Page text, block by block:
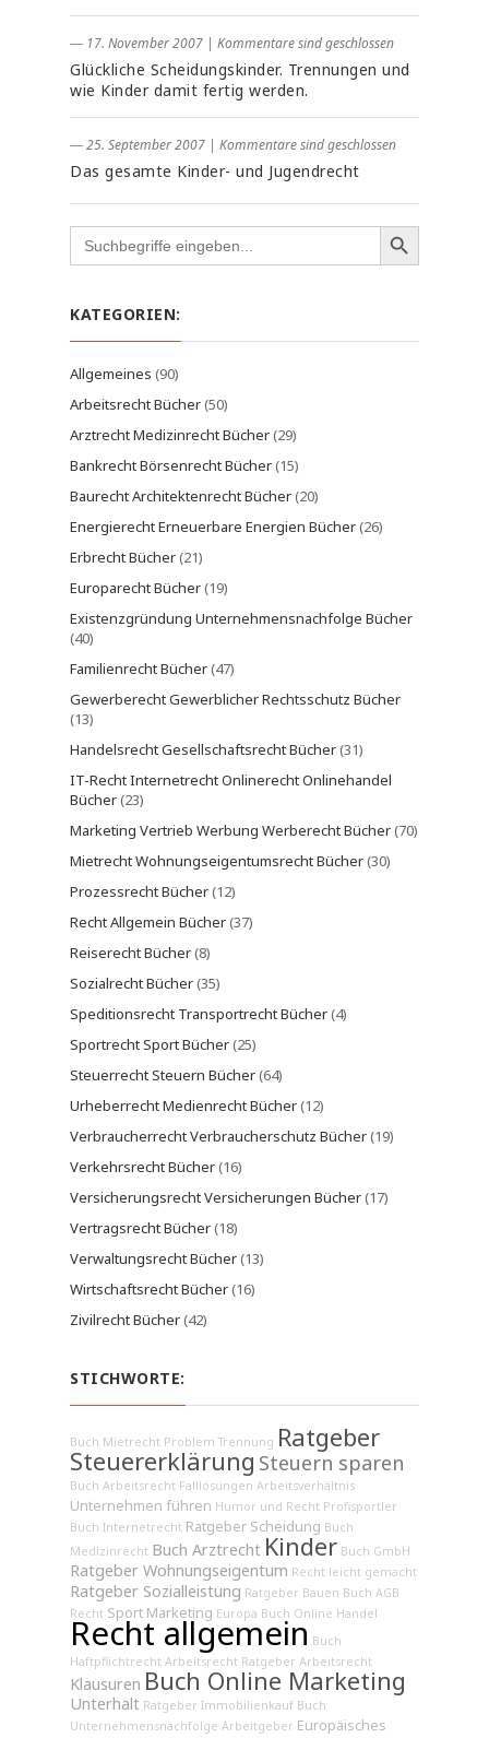
― 17. November 2007 | Kommentare sind geschlossen
Glückliche Scheidungskinder. Trennungen und
wie Kinder damit fertig werden.
― 25. September 2007 | Kommentare sind geschlossen
Das gesamte Kinder- und Jugendrecht
Search
for:
KATEGORIEN:
Allgemeines (90)
Arbeitsrecht Bücher(50)
Arztrecht Medizinrecht Bücher(29)
Bankrecht Börsenrecht Bücher(15)
Baurecht Architektenrecht Bücher(20)
Energierecht Erneuerbare Energien Bücher(26)
Erbrecht Bücher(21)
Europarecht Bücher(19)
Existenzgründung Unternehmensnachfolge Bücher
(40)
Familienrecht Bücher(47)
Gewerberecht Gewerblicher Rechtsschutz Bücher
(13)
Handelsrecht Gesellschaftsrecht Bücher(31)
IT-Recht Internetrecht Onlinerecht Onlinehandel
Bücher(23)
Marketing Vertrieb Werbung Werberecht Bücher(70)
Mietrecht Wohnungseigentumsrecht Bücher(30)
Prozessrecht Bücher(12)
Recht Allgemein Bücher(37)
Reiserecht Bücher(8)
Sozialrecht Bücher(35)
Speditionsrecht Transportrecht Bücher(4)
Sportrecht Sport Bücher(25)
Steuerrecht Steuern Bücher(64)
Urheberrecht Medienrecht Bücher(12)
Verbraucherrecht Verbraucherschutz Bücher(19)
Verkehrsrecht Bücher(16)
Versicherungsrecht Versicherungen Bücher(17)
Vertragsrecht Bücher(18)
Verwaltungsrecht Bücher(13)
Wirtschaftsrecht Bücher(16)
Zivilrecht Bücher(42)
STICHWORTE:
Buch Mietrecht Problem Trennung Ratgeber
Steuererklärung Steuern sparen
Buch Arbeitsrecht Falllösungen Arbeitsverhältnis
Unternehmen führen Humor und Recht Profisportler
Buch Internetrecht Ratgeber Scheidung Buch
Medizinrecht Buch Arztrecht Kinder Buch GmbH
Ratgeber Wohnungseigentum Recht leicht gemacht
Ratgeber Sozialleistung Ratgeber Bauen Buch AGB
Recht Sport Marketing Europa Buch Online Handel
Recht allgemein Buch
Haftpflichtrecht Arbeitsrecht Ratgeber Arbeitsrecht
Klausuren Buch Online Marketing
Unterhalt Ratgeber Immobilienkauf Buch
Unternehmensnachfolge Arbeitgeber Europäisches